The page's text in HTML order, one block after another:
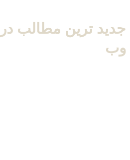
جدید ترین مطالب در
وب